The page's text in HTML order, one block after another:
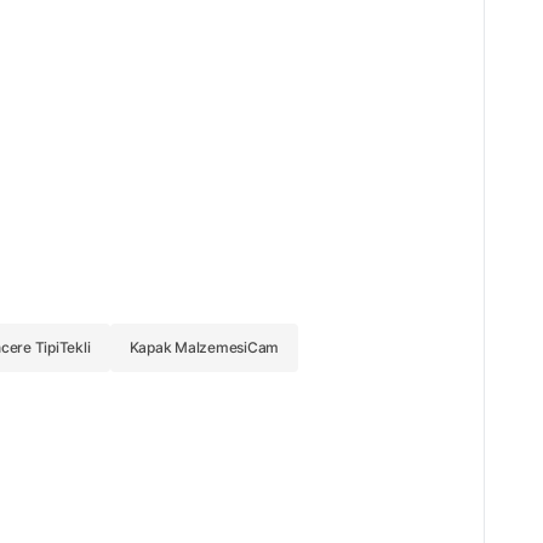
TipiTekli Kapak MalzemesiCam